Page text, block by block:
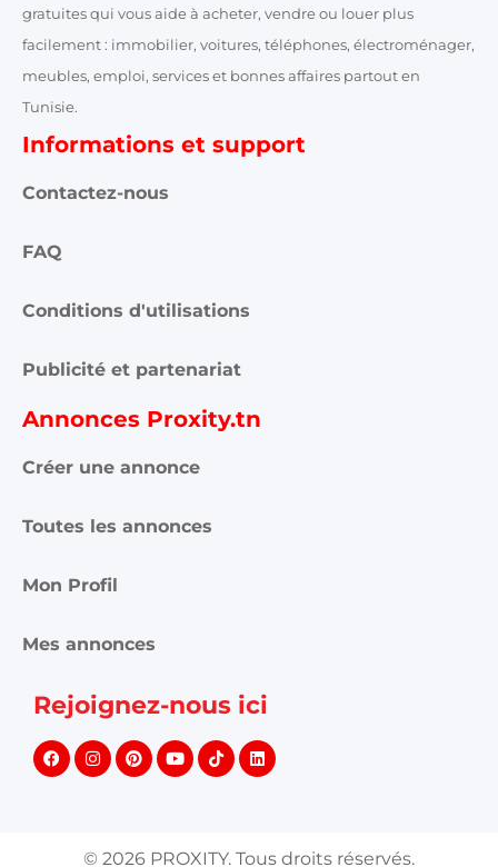
gratuites qui vous aide à acheter, vendre ou louer plus
facilement : immobilier, voitures, téléphones, électroménager,
meubles, emploi, services et bonnes affaires partout en
Tunisie.
Informations et support
Contactez-nous
FAQ
Conditions d'utilisations
Publicité et partenariat
Annonces Proxity.tn
Créer une annonce
Toutes les annonces
Mon Profil
Mes annonces
Rejoignez-nous ici
© 2026 PROXITY. Tous droits réservés.